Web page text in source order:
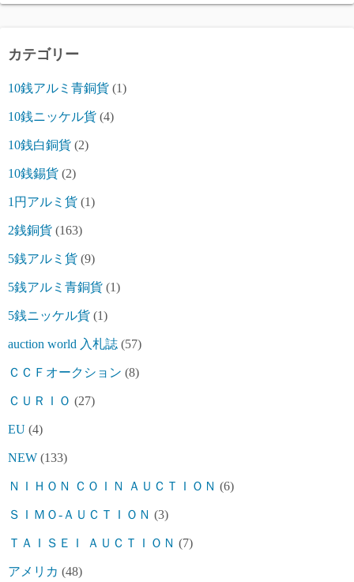
カテゴリー
10銭アルミ青銅貨 (1)
10銭ニッケル貨 (4)
10銭白銅貨 (2)
10銭錫貨 (2)
1円アルミ貨 (1)
2銭銅貨 (163)
5銭アルミ貨 (9)
5銭アルミ青銅貨 (1)
5銭ニッケル貨 (1)
auction world 入札誌 (57)
ＣＣＦオークション (8)
ＣＵＲＩＯ (27)
EU (4)
NEW (133)
ＮＩＨＯＮ ＣＯＩＮ ＡＵＣＴＩＯＮ (6)
ＳＩＭＯ-ＡＵＣＴＩＯＮ (3)
ＴＡＩＳＥＩ ＡＵＣＴＩＯＮ (7)
アメリカ (48)